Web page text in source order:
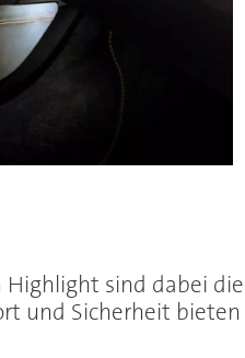
sind dabei
und Sicherheit bieten